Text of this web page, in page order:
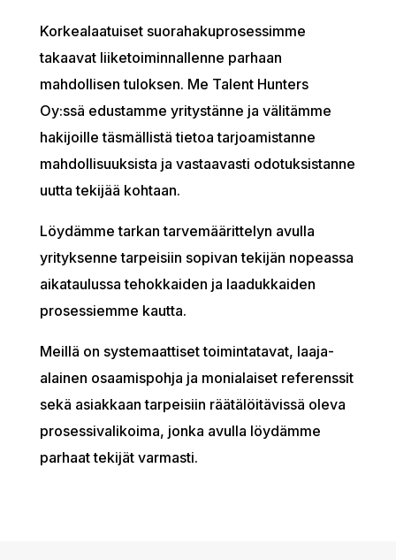
Korkealaatuiset suorahakuprosessimme
takaavat liiketoiminnallenne parhaan
mahdollisen tuloksen. Me Talent Hunters
Oy:ssä edustamme yritystänne ja välitämme
hakijoille täsmällistä tietoa tarjoamistanne
mahdollisuuksista ja vastaavasti odotuksistanne
uutta tekijää kohtaan.
Löydämme tarkan tarvemäärittelyn avulla
yrityksenne tarpeisiin sopivan tekijän nopeassa
aikataulussa tehokkaiden ja laadukkaiden
prosessiemme kautta.
Meillä on systemaattiset toimintatavat, laaja-
alainen osaamispohja ja monialaiset referenssit
sekä asiakkaan tarpeisiin räätälöitävissä oleva
prosessivalikoima, jonka avulla löydämme
parhaat tekijät varmasti.